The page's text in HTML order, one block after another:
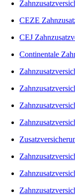
CEZE
CEJ
Continentale